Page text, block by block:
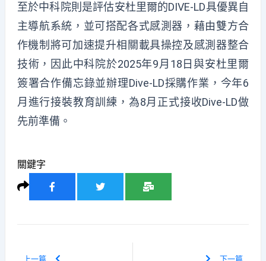
至於中科院則是評估安杜里爾的DIVE-LD具優異自
主導航系統，並可搭配各式感測器，藉由雙方合
作機制將可加速提升相關載具操控及感測器整合
技術，因此中科院於2025年9月18日與安杜里爾
簽署合作備忘錄並辦理Dive-LD採購作業，今年6
月進行接裝教育訓練，為8月正式接收Dive-LD做
先前準備。
關鍵字
上一篇 下一篇